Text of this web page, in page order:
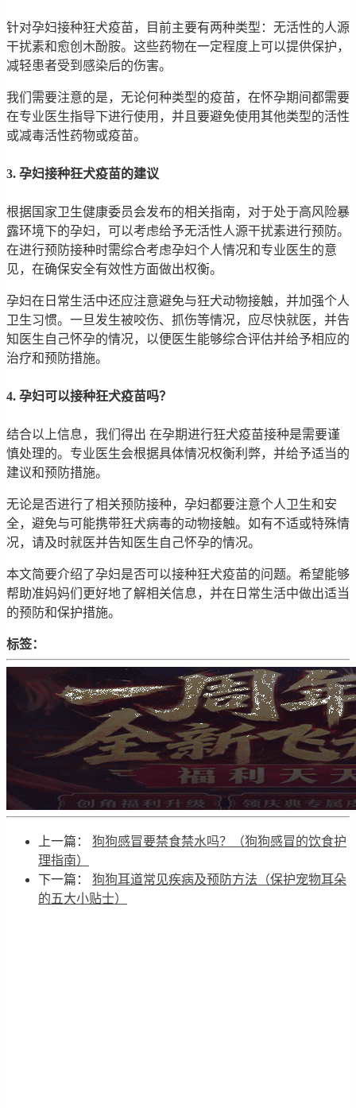
针对孕妇接种狂犬疫苗，目前主要有两种类型：无活性的人源
干扰素和愈创木酚胺。这些药物在一定程度上可以提供保护，
减轻患者受到感染后的伤害。
我们需要注意的是，无论何种类型的疫苗，在怀孕期间都需要
在专业医生指导下进行使用，并且要避免使用其他类型的活性
或减毒活性药物或疫苗。
3. 孕妇接种狂犬疫苗的建议
根据国家卫生健康委员会发布的相关指南，对于处于高风险暴
露环境下的孕妇，可以考虑给予无活性人源干扰素进行预防。
在进行预防接种时需综合考虑孕妇个人情况和专业医生的意
见，在确保安全有效性方面做出权衡。
孕妇在日常生活中还应注意避免与狂犬动物接触，并加强个人
卫生习惯。一旦发生被咬伤、抓伤等情况，应尽快就医，并告
知医生自己怀孕的情况，以便医生能够综合评估并给予相应的
治疗和预防措施。
4. 孕妇可以接种狂犬疫苗吗？
结合以上信息，我们得出 在孕期进行狂犬疫苗接种是需要谨
慎处理的。专业医生会根据具体情况权衡利弊，并给予适当的
建议和预防措施。
无论是否进行了相关预防接种，孕妇都要注意个人卫生和安
全，避免与可能携带狂犬病毒的动物接触。如有不适或特殊情
况，请及时就医并告知医生自己怀孕的情况。
本文简要介绍了孕妇是否可以接种狂犬疫苗的问题。希望能够
帮助准妈妈们更好地了解相关信息，并在日常生活中做出适当
的预防和保护措施。
标签：
上一篇： 狗狗感冒要禁食禁水吗？（狗狗感冒的饮食护
理指南）
下一篇： 狗狗耳道常见疾病及预防方法（保护宠物耳朵
的五大小贴士）